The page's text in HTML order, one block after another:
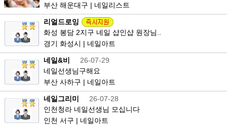
부산 해운대구 | 네일리스트
리얼드로잉
화성 봉담 2지구 네일 샵인샵 원장님..
경기 화성시 | 네일아트
네일&비
26-07-29
네일선생님구해요
부산 사하구 | 네일아트
네일그리미
26-07-28
인천청라 네일선생님 모십니다
인천 서구 | 네일아트